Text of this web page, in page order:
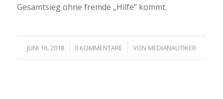
Gesamtsieg ohne fremde „Hilfe“ kommt.
JUNI 16, 2018
/ 0 KOMMENTARE
/ VON MEDIANAUTIKER